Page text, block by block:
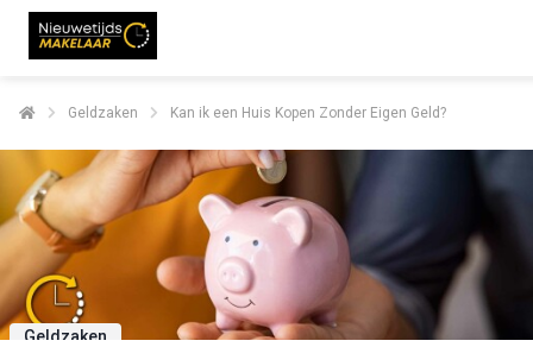
Geldzaken Kan ik een Huis Kopen Zonder Eigen Geld?
Geldzaken